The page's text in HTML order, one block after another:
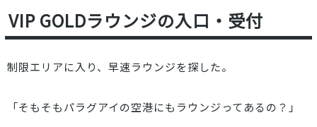
VIP GOLDラウンジの入口・受付
制限エリアに入り、早速ラウンジを探した。
「そもそもパラグアイの空港にもラウンジってあるの？」